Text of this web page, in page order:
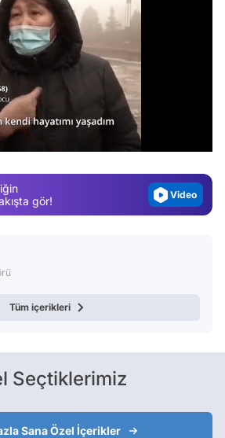
gör!
Test
Tüm içerikleri
Seçtiklerimiz
Sana Özel İçerikler